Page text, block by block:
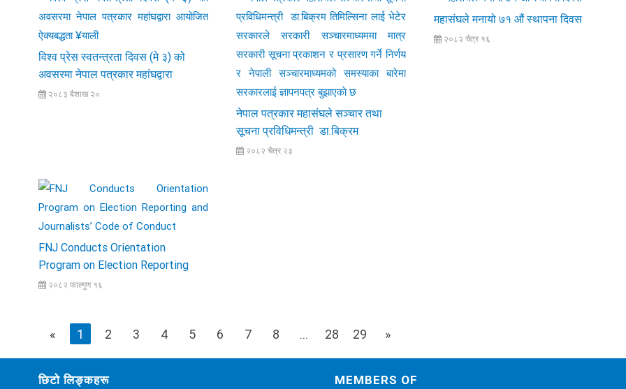
गरेको छ ।
विश्व प्रेस स्वतन्त्रता दिवस (मे ३) को
अवसरमा नेपाल पत्रकार महांघद्वारा
आयोजित ऐक्यबद्धता ¥याली
२०८३ बैशाख २०
नेपाल पत्रकार महासंघले सञ्चार तथा
सूचना प्रविधिमन्त्री डा.बिक्रम
तिमिल्सिना लाई भेटेर सरकारले सरकारी
२०८२ चैत्र २३
महासंघले मनायो ७१ औं स्थापना दिवस
२०८२ चैत्र १६
FNJ Conducts Orientation
Program on Election Reporting
and Journalists’ Code of Conduct
२०८२ फाल्गुण १६
« 1 2 3 4 5 6 7 8 ... 28 29 »
छिटो लिङ्कहरू MEMBERS OF